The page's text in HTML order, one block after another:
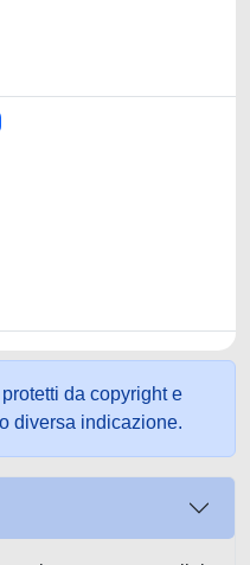
da copyright e
diversa indicazione.